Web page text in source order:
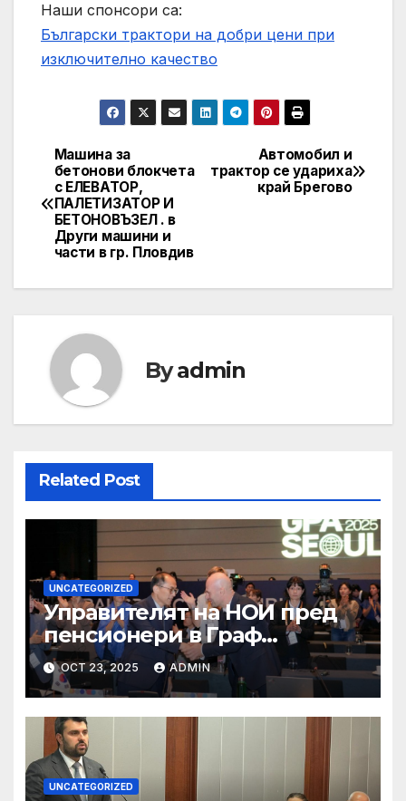
Наши спонсори са:
Български трактори на добри цени при
изключително качество
Post
navigation
Автомобил и
трактор се удариха
край Брегово
Машина за
бетонови блокчета
с ЕЛЕВАТОР,
ПАЛЕТИЗАТОР И
БЕТОНОВЪЗЕЛ . в
Други машини и
части в гр. Пловдив
Byadmin
Related Post
UNCATEGORIZED
Управителят на НОИ пред
пенсионери в Граф
Игнатиево: Вие сте в златна
възраст, защото оставате
полезни за обществото
OCT 23, 2025 ADMIN
UNCATEGORIZED